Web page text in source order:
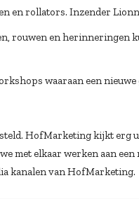
en rollators. Inzender
rouwen en herinneringen
waaraan een
HofMarketing kijkt erg
met elkaar werken aan
kanalen van HofMarketing.